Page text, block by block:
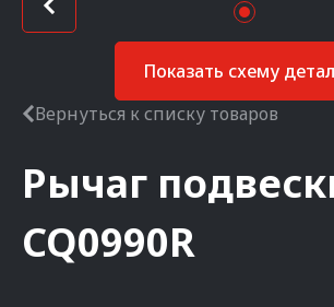
Показать схему
Вернуться к списку товаров
Рычаг
CQ0990R